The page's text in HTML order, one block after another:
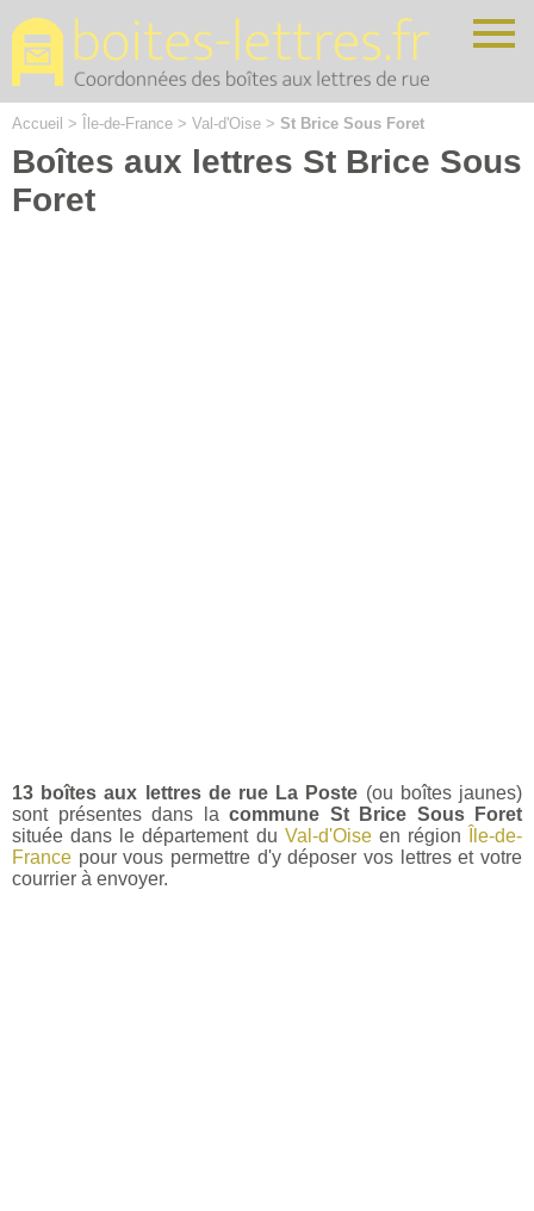
Accueil > Île-de-France > Val-d'Oise > St Brice Sous Foret
Boîtes aux lettres St Brice Sous
Foret
13 boîtes aux lettres de rue La Poste (ou boîtes jaunes)
sont présentes dans la commune St Brice Sous Foret
située dans le département du Val-d'Oiseen région
Île-de-
France pour vous permettre d'y déposer vos lettres et votre
courrier à envoyer.